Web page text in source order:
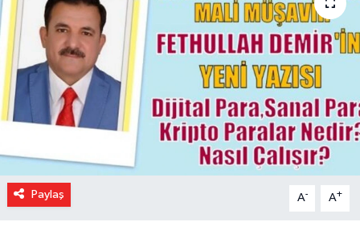
Paylaş A- A+